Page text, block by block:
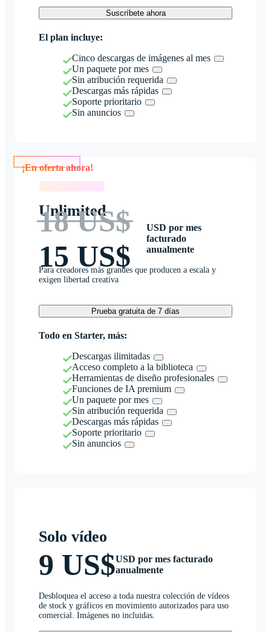
Suscríbete ahora
El plan incluye:
Cinco descargas de imágenes al mes
Un paquete por mes
Sin atribución requerida
Descargas más rápidas
Soporte prioritario
Sin anuncios
Unlimited
18 US$
15 US$
USD por mes
facturado
anualmente
Para creadores más grandes que producen a escala y
exigen libertad creativa
Prueba gratuita de 7 días
Todo en Starter, más:
Descargas ilimitadas
Acceso completo a la biblioteca
Herramientas de diseño profesionales
Funciones de IA premium
Un paquete por mes
Sin atribución requerida
Descargas más rápidas
Soporte prioritario
Sin anuncios
Solo vídeo
9 US$USD por mes facturado
anualmente
Desbloquea el acceso a toda nuestra colección de vídeos
de stock y gráficos en movimiento autorizados para uso
comercial. Imágenes no incluidas.